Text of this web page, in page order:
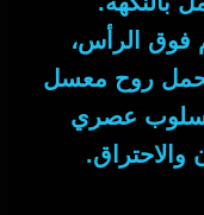
فوق الرأس،
روح معسل
عصري